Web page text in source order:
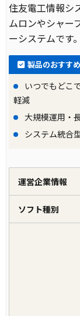
住友電工情報シ
ムロンやシャー
ーシステムです
製品のおすす
いつでもどこ
軽減
大規模運用・
システム統合
運営企業情報
ソフト種別